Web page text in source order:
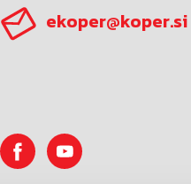
ekoper@koper.si